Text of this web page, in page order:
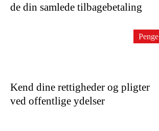
de din samlede tilbagebetaling
Kend dine rettigheder og pligter
ved offentlige ydelser
Penge